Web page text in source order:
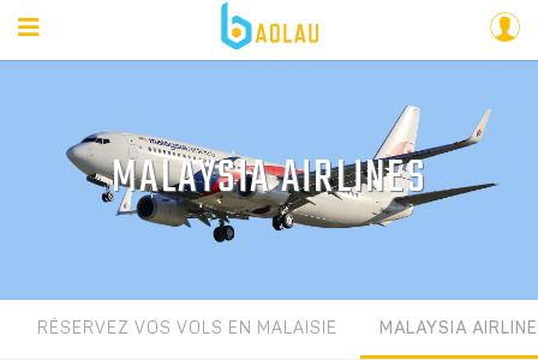
MALAYSIA AIRLINES
RÉSERVEZ VOS VOLS EN MALAISIE MALAYSIA